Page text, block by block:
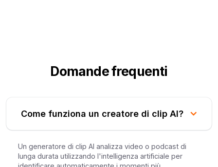
Domande frequenti
Come funziona un creatore di clip AI?
Un generatore di clip AI analizza video o podcast di
lunga durata utilizzando l'intelligenza artificiale per